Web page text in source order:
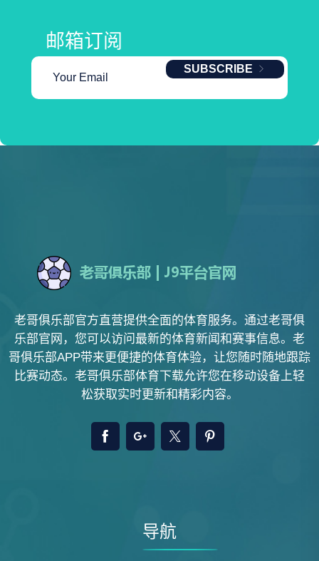
邮箱订阅
SUBSCRIBE
老哥俱乐部官方直营提供全面的体育服务。通过老哥俱
乐部官网，您可以访问最新的体育新闻和赛事信息。老
哥俱乐部APP带来更便捷的体育体验，让您随时随地跟踪
比赛动态。老哥俱乐部体育下载允许您在移动设备上轻
松获取实时更新和精彩内容。
导航